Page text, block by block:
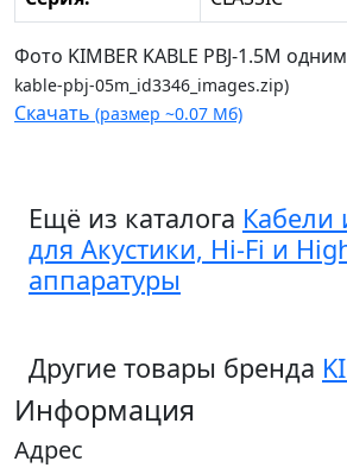
Фото KIMBER KABLE PBJ-1.5M
kable-pbj-05m_id3346_images.zip)
Скачать (размер ~0.07 Мб)
Ещё из каталога Кабели
для Акустики, Hi-Fi и
аппаратуры
Другие товары бренда
Информация
Адрес